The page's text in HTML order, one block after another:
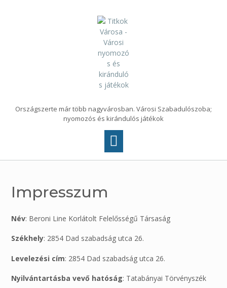
Országszerte már több nagyvárosban. Városi Szabadulószoba;
nyomozós és kirándulós játékok
Impresszum
Név: Beroni Line Korlátolt Felelősségű Társaság
Székhely: 2854 Dad szabadság utca 26.
Levelezési cím: 2854 Dad szabadság utca 26.
Nyilvántartásba vevő hatóság: Tatabányai Törvényszék